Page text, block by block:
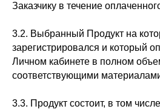
Заказчику в течение
3.2. Выбранный Продукт на
зарегистрировался и который
Личном кабинете в полном
соответствующими
3.3. Продукт состоит, в том